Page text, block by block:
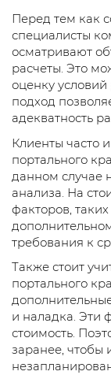
Перед тем как
специалисты
осматривают
расчеты. Это
оценку условий
подход
адекватность
Клиенты часто
портального
данном случае
анализа. На
факторов,
требования к
Также стоит
портального
и наладка. Эти
стоимость.
заранее, чтобы